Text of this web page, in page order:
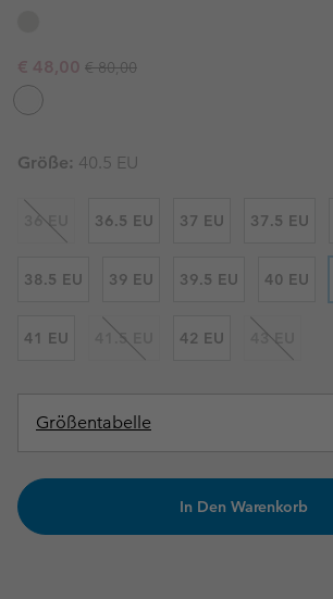
Sale price:
€ 48,00 Regular price:
€ 80,00
Größe: 40.5 EU
36 EU 36.5 EU 37 EU 37.5 EU
38.5 EU 39 EU 39.5 EU 40 EU
41 EU 41.5 EU 42 EU 43 EU
Größentabelle
In Den Warenkorb